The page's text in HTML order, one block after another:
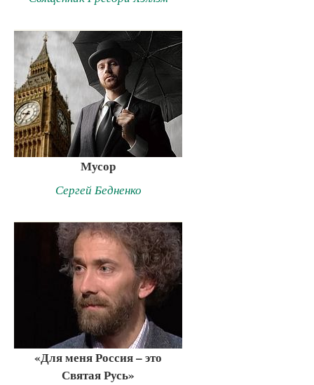
Мусор
Сергей Бедненко
«Для меня Россия – это
Святая Русь»